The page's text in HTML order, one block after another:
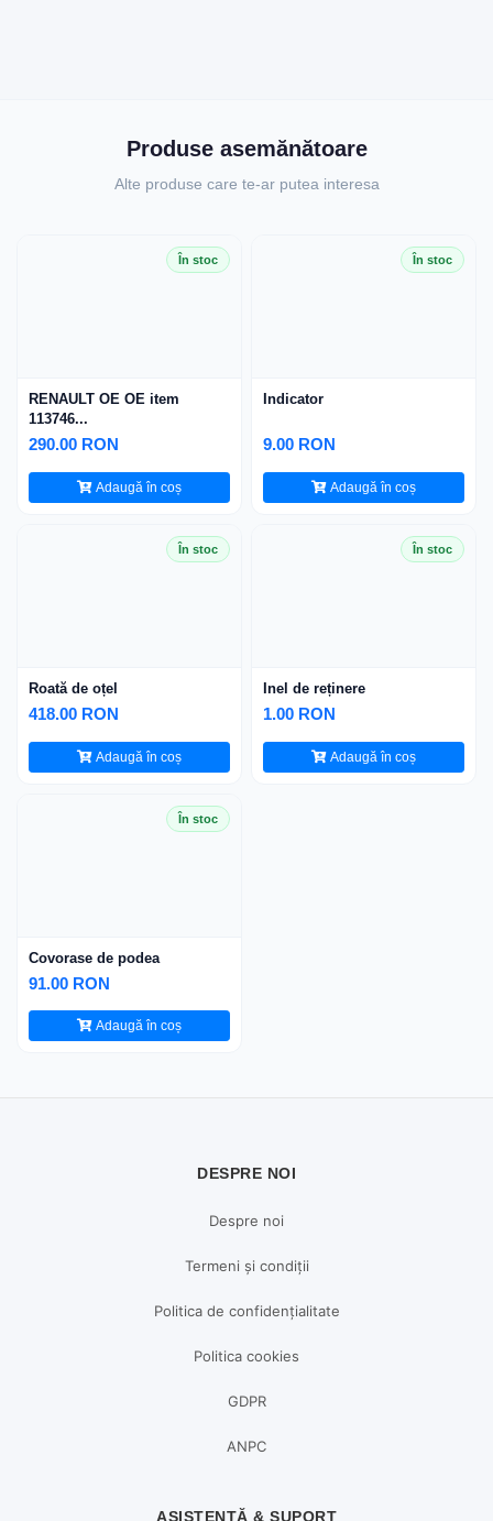
Produse asemănătoare
Alte produse care te-ar putea interesa
În stoc
RENAULT OE OE item
113746...
290.00 RON
Adaugă în coș
În stoc
Indicator
9.00 RON
Adaugă în coș
În stoc
Roată de oțel
418.00 RON
Adaugă în coș
În stoc
Inel de reținere
1.00 RON
Adaugă în coș
În stoc
Covorase de podea
91.00 RON
Adaugă în coș
DESPRE NOI
Despre noi
Termeni și condiții
Politica de confidențialitate
Politica cookies
GDPR
ANPC
ASISTENȚĂ & SUPORT